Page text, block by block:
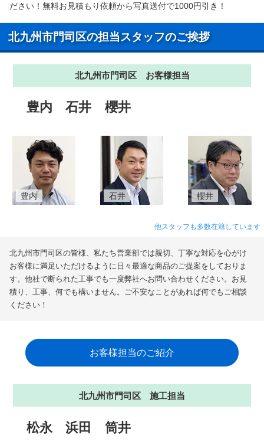
ださい！無料お見積もり依頼から写真送付で1000円引き！
北九州市門司区の担当スタッフのご挨拶
北九州市門司区 お客様担当
豊内 石井 櫻井
豊内 石井 櫻井
他スタッフも多数在籍しています
北九州市門司区の皆様、私たち営業部では親切、丁寧な対応を心がけ
お客様に満足いただけるように日々最適な商品のご提案をしておりま
す。他社で断られた工事でも一度弊社へお問い合わせください。お見
積り、工事、何でも構いません。ご不安なことがあれば何でもご相談
ください！
お客様担当のご紹介
北九州市門司区 施工担当
松永 浜田 筒井